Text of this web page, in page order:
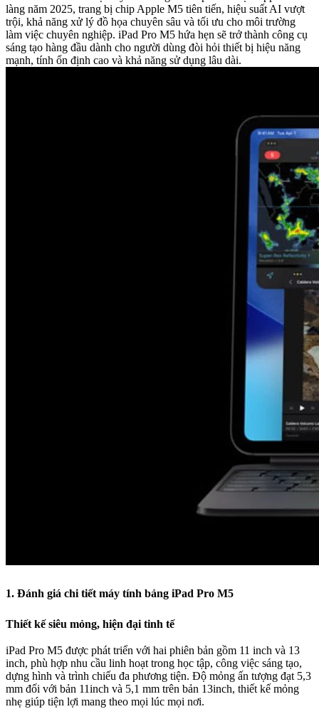
làng năm 2025, trang bị chip Apple M5 tiên tiến, hiệu suất AI vượt
trội, khả năng xử lý đồ họa chuyên sâu và tối ưu cho môi trường
làm việc chuyên nghiệp. iPad Pro M5 hứa hẹn sẽ trở thành công cụ
sáng tạo hàng đầu dành cho người dùng đòi hỏi thiết bị hiệu năng
mạnh, tính ổn định cao và khả năng sử dụng lâu dài.
1. Đánh giá chi tiết máy tính bảng iPad Pro M5
Thiết kế siêu mỏng, hiện đại tinh tế
iPad Pro M5 được phát triển với hai phiên bản gồm 11 inch và 13
inch, phù hợp nhu cầu linh hoạt trong học tập, công việc sáng tạo,
dựng hình và trình chiếu đa phương tiện. Độ mỏng ấn tượng đạt 5,3
mm đối với bản 11inch và 5,1 mm trên bản 13inch, thiết kế mỏng
nhẹ giúp tiện lợi mang theo mọi lúc mọi nơi.